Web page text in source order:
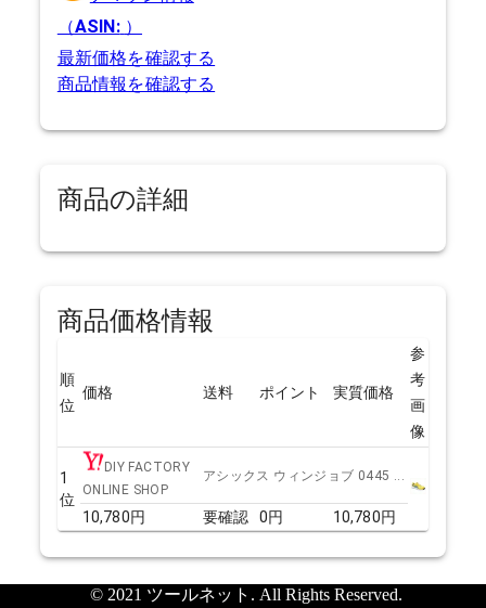
（ASIN: ）
最新価格を確認する
商品情報を確認する
商品の詳細
商品価格情報
順
位
価格 送料 ポイント 実質価格
参
考
画
像
1
位
DIY FACTORY
ONLINE SHOP
アシックス ウィンジョブ 0445 ...
10,780円 要確認 0円 10,780円
© 2021 ツールネット. All Rights Reserved.